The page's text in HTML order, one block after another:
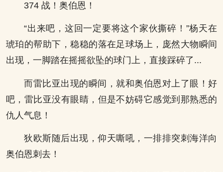
374 战！奥伯恩！
“出来吧，这回一定要将这个家伙撕碎！”杨天在
琥珀的帮助下，稳稳的落在足球场上，庞然大物瞬间
出现，一脚踏在摇摇欲坠的球门上，直接踩碎了...
而雷比亚出现的瞬间，就和奥伯恩对上了眼！好
吧，雷比亚没有眼睛，但是不妨碍它感觉到那熟悉的
仇人气息！
狄欧斯随后出现，仰天嘶吼，一排排突刺海洋向
奥伯恩刺去！